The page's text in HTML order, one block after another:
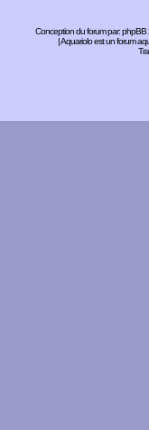
Conception du forum par:phpBB
| Aquariolo est un forum